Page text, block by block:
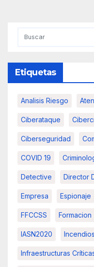
Etiquetas
Analisis Riesgo
Ciberataque
Ciberseguridad
COVID 19
Detective Director
Empresa Espionaje
FFCCSS Formacion
IASN2020 Incendios
Infraestructuras